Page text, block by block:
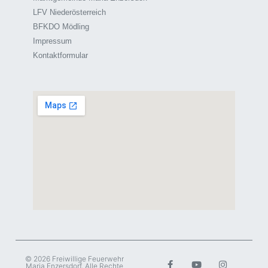
LFV Niederösterreich
BFKDO Mödling
Impressum
Kontaktformular
© 2026 Freiwillige Feuerwehr
Maria Enzersdorf. Alle Rechte